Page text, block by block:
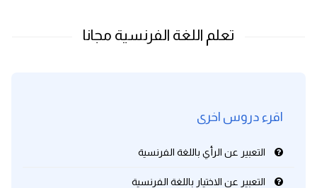
اقرء دروس اخرى
التعبير عن الرأي باللغة الفرنسية
التعبير عن الاختيار باللغة الفرنسية